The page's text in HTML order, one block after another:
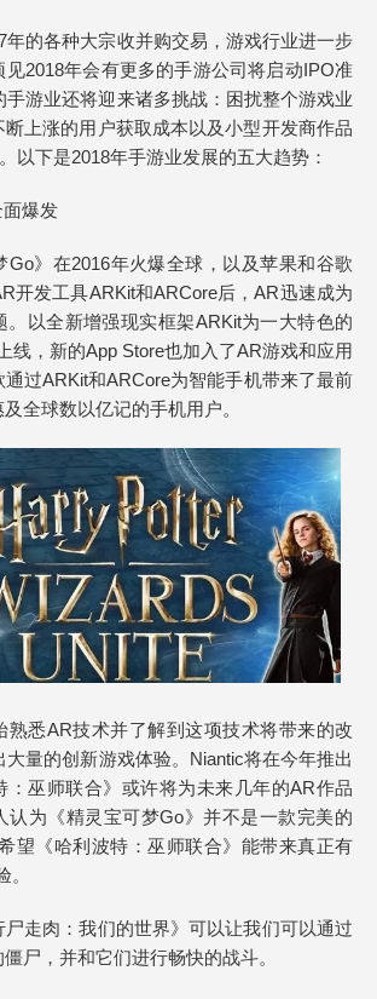
年的各种大宗收并购交易，游戏行业进一步
2018年会有更多的手游公司将启动IPO准
手游业还将迎来诸多挑战：困扰整个游戏业
上涨的用户获取成本以及小型开发商作品
以下是2018年手游业发展的五大趋势：
爆发
Go》在2016年火爆全球，以及苹果和谷歌
开发工具ARKit和ARCore后，AR迅速成为
。以全新增强现实框架ARKit为一大特色的
线，新的App Store也加入了AR游戏和应用
过ARKit和ARCore为智能手机带来了最前
全球数以亿记的手机用户。
熟悉AR技术并了解到这项技术将带来的改
大量的创新游戏体验。Niantic将在今年推出
：巫师联合》或许将为未来几年的AR作品
认为《精灵宝可梦Go》并不是一款完美的
望《哈利波特：巫师联合》能带来真正有
尸走肉：我们的世界》可以让我们可以通过
尸，并和它们进行畅快的战斗。